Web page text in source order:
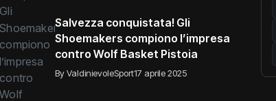
Salvezza conquistata! Gli
Shoemakers compiono l’impresa
contro Wolf Basket Pistoia
By ValdinievoleSport17 aprile 2025